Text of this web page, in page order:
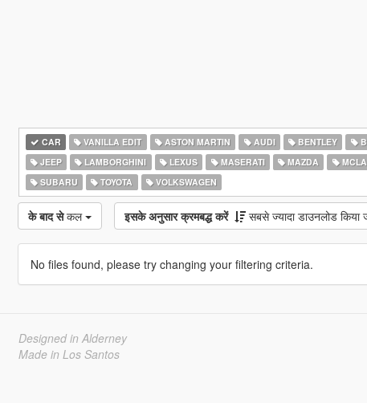
CAR VANILLA EDIT ASTON MARTIN AUDI BENTLEY
JEEP
LAMBORGHINI LEXUS MASERATI MAZDA
SUBARU
TOYOTA VOLKSWAGEN
के बाद से कल इसके अनुसार क्रमबद्ध करें सबसे ज्यादा डाउनलोड किया
No files found, please try changing your filtering criteria.
Designed in Alderney
Made in Los Santos